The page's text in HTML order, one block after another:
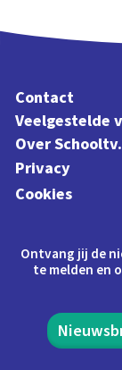
Contact
Veelgestelde
Over
Privacy
Cookies
Ontvang jij de
te melden en